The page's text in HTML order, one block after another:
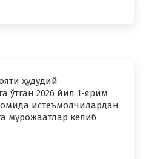
ҳудудий
ўтган 2026 йил 1-ярим
истеъмолчилардан
мурожаатлар келиб